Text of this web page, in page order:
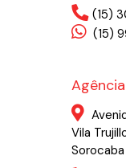
(15)
(15)
Vila